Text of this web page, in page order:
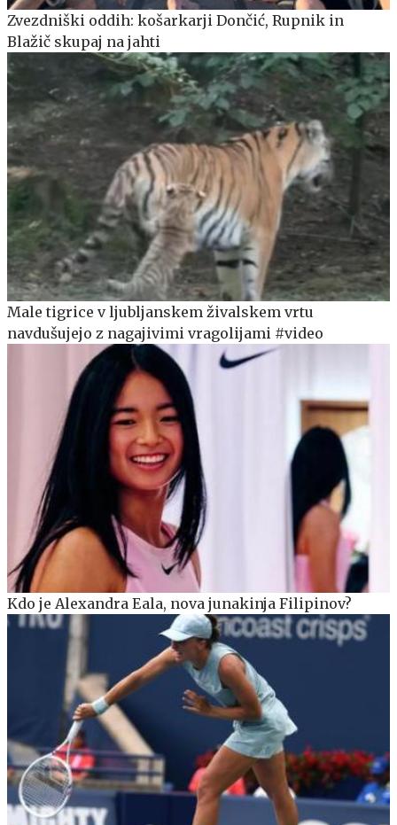
Zvezdniški oddih: košarkarji Dončić, Rupnik in
Blažič skupaj na jahti
Male tigrice v ljubljanskem živalskem vrtu
navdušujejo z nagajivimi vragolijami #video
Kdo je Alexandra Eala, nova junakinja Filipinov?